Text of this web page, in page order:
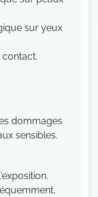
sur yeux
dommages
sensibles.